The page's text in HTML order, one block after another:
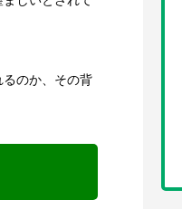
のか、その背